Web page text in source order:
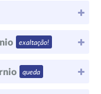
exaltação!
queda